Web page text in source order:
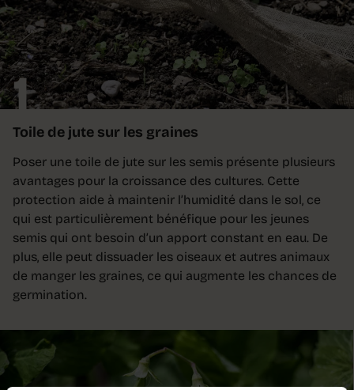
1
Toile de jute sur les graines
Poser une toile de jute sur les semis présente plusieurs
avantages pour la croissance des cultures. Cette
protection aide à maintenir l’humidité dans le sol, ce
qui est particulière­ment bénéfique pour les jeunes
semis qui ont besoin d’un apport constant en eau. De
plus, elle peut dissuader les oiseaux et autres animaux
de manger les graines, ce qui aug­mente les chances de
germination.